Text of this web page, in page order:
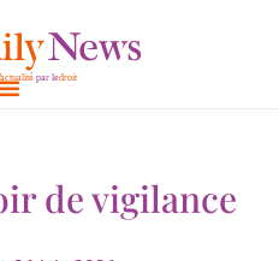
de vigilance